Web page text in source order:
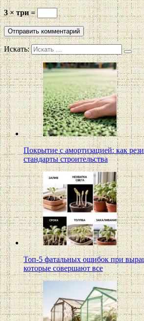
3 × три =
Искать:
Покрытие с амортизацией: как
стандарты строительства
Топ-5 фатальных ошибок при
которые совершают все